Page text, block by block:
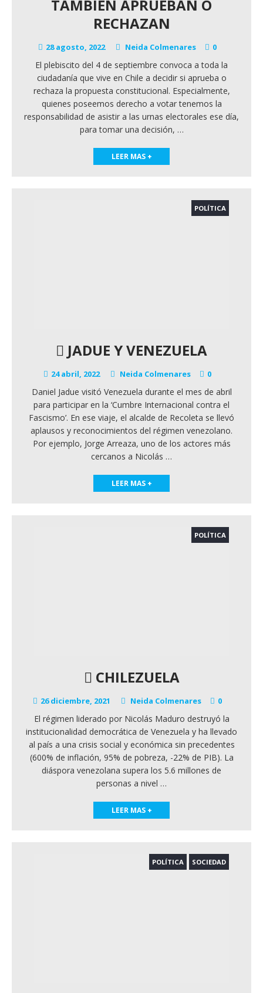
TAMBIÉN APRUEBAN O
RECHAZAN
28 agosto, 2022 Neida Colmenares 0
El plebiscito del 4 de septiembre convoca a toda la
ciudadanía que vive en Chile a decidir si aprueba o
rechaza la propuesta constitucional. Especialmente,
quienes poseemos derecho a votar tenemos la
responsabilidad de asistir a las urnas electorales ese día,
para tomar una decisión, …
LEER MAS +
POLÍTICA
JADUE Y VENEZUELA
24 abril, 2022 Neida Colmenares 0
Daniel Jadue visitó Venezuela durante el mes de abril
para participar en la ‘Cumbre Internacional contra el
Fascismo’. En ese viaje, el alcalde de Recoleta se llevó
aplausos y reconocimientos del régimen venezolano.
Por ejemplo, Jorge Arreaza, uno de los actores más
cercanos a Nicolás …
LEER MAS +
POLÍTICA
CHILEZUELA
26 diciembre, 2021 Neida Colmenares 0
El régimen liderado por Nicolás Maduro destruyó la
institucionalidad democrática de Venezuela y ha llevado
al país a una crisis social y económica sin precedentes
(600% de inflación, 95% de pobreza, -22% de PIB). La
diáspora venezolana supera los 5.6 millones de
personas a nivel …
LEER MAS +
POLÍTICA SOCIEDAD